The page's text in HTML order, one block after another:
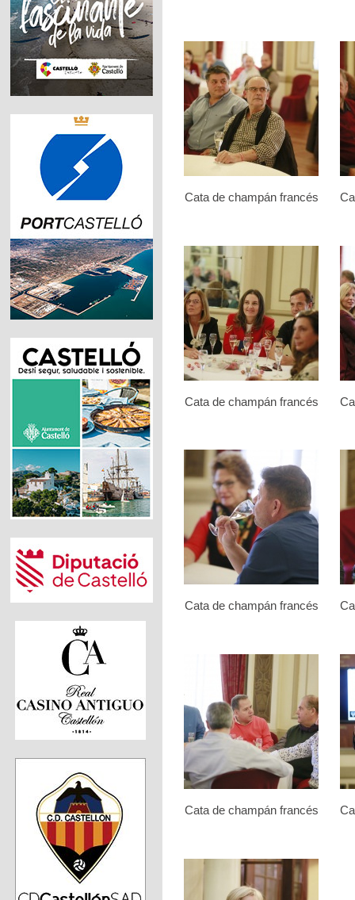
Cata de champán francés
Cata de champán francés
Cata de champán francés
Cata de champán francés